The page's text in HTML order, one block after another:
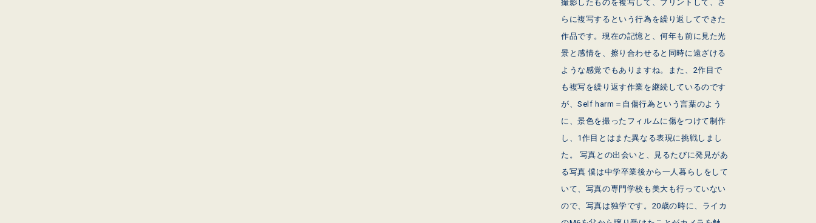
撮影したものを複写して、プリントして、さ
らに複写するという行為を繰り返してできた
作品です。現在の記憶と、何年も前に見た光
景と感情を、擦り合わせると同時に遠ざける
ような感覚でもありますね。また、2作目で
も複写を繰り返す作業を継続しているのです
が、Self harm＝自傷行為という言葉のよう
に、景色を撮ったフィルムに傷をつけて制作
し、1作目とはまた異なる表現に挑戦しまし
た。 写真との出会いと、見るたびに発見があ
る写真 僕は中学卒業後から一人暮らしをして
いて、写真の専門学校も美大も行っていない
ので、写真は独学です。20歳の時に、ライカ